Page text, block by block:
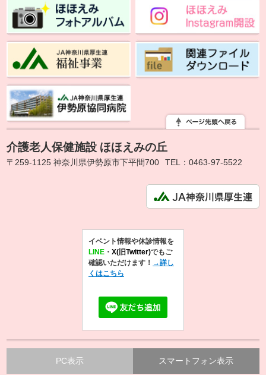
介護老人保健施設 ほほえみの丘
〒259-1125 神奈川県伊勢原市下平間700 TEL：0463-97-5522
イベント情報や休診情報を
LINE ・ X(旧Twitter)でもご
確認いただけます！ →詳し
くはこちら
PC表示 スマートフォン表示